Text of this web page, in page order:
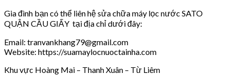
Gia đình bạn có thể liên hệ sửa chữa máy lọc nước SATO
QUẬN CẦU GIẤY tại địa chỉ dưới đây:
Email: tranvankhang79@gmail.com
Website: https://suamaylocnuoctainha.com
Khu vực Hoàng Mai – Thanh Xuân – Từ Liêm